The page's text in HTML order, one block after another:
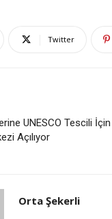
Twitter
UNESCO Tescili İçin
Açılıyor
Orta Şekerli